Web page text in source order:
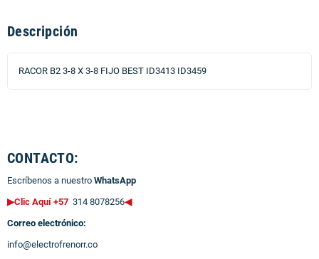
Descripción
RACOR B2 3-8 X 3-8 FIJO BEST ID3413 ID3459
CONTACTO:
Escríbenos a nuestro WhatsApp
▶Clic Aquí +57 314 8078256◀
Correo electrónico:
info@electrofrenorr.co